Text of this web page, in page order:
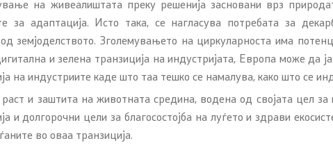
на живеалиштата преку решенија засновани врз
адаптација. Исто така, се нагласува потребата за
Зголемувањето на циркуларноста има
и зелена транзиција на индустријата, Европа може да
на индустриите каде што таа тешко се намалува, како што се
и заштита на животната средина, водена од својата цел
долгорочни цели за благосостојба на луѓето и здрави
во оваа транзиција.